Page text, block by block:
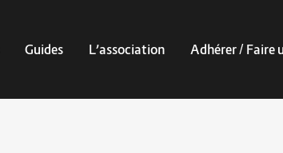
Guides L’association Adhérer / Faire